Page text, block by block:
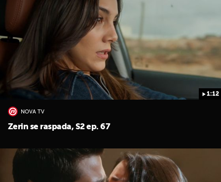
1:12
NOVA TV
Zerin se raspada, S2 ep. 67